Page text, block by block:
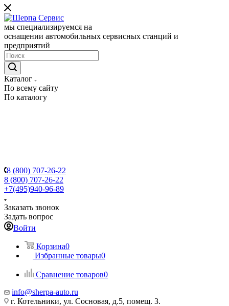
мы специализируемся на
оснащении автомобильных сервисных станций и
предприятий
Каталог
По всему сайту
По каталогу
8 (800) 707-26-22
8 (800) 707-26-22
+7(495)940-96-89
Заказать звонок
Задать вопрос
Войти
Корзина0
Избранные товары0
Сравнение товаров0
info@sherpa-auto.ru
г. Котельники, ул. Сосновая, д.5, помещ. 3.